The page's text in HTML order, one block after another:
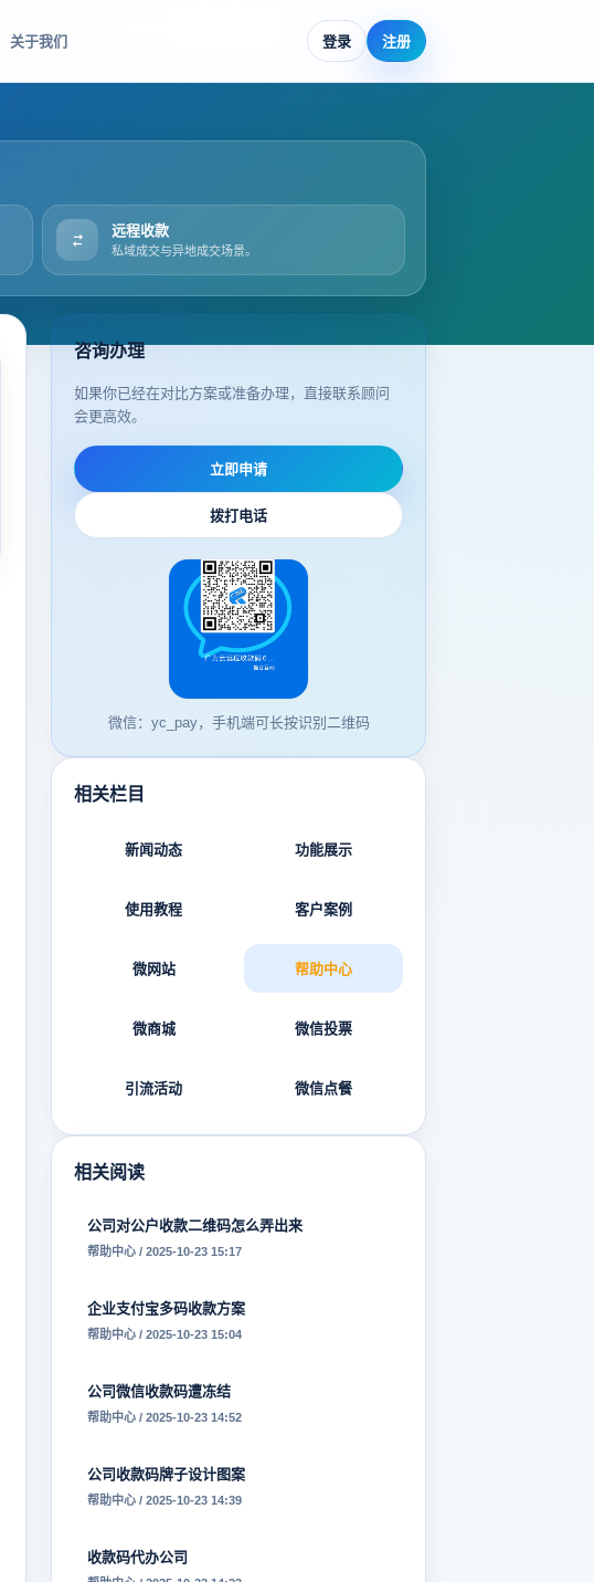
关于我们 登录 注册
远程收款
私域成交与异地成交场景。
咨询办理
如果你已经在对比方案或准备办理，直接联系顾问
会更高效。
立即申请
拨打电话
微信：yc_pay，手机端可长按识别二维码
相关栏目
新闻动态 功能展示
使用教程 客户案例
微网站 帮助中心
微商城 微信投票
引流活动 微信点餐
相关阅读
公司对公户收款二维码怎么弄出来
帮助中心 / 2025-10-23 15:17
企业支付宝多码收款方案
帮助中心 / 2025-10-23 15:04
公司微信收款码遭冻结
帮助中心 / 2025-10-23 14:52
公司收款码牌子设计图案
帮助中心 / 2025-10-23 14:39
收款码代办公司